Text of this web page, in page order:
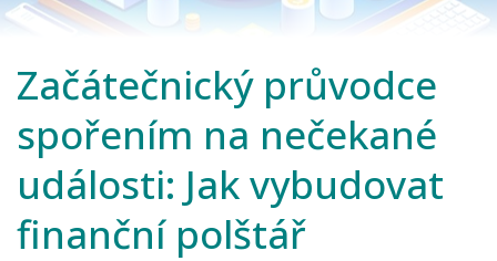
Začátečnický průvodce
spořením na nečekané
události: Jak vybudovat
finanční polštář